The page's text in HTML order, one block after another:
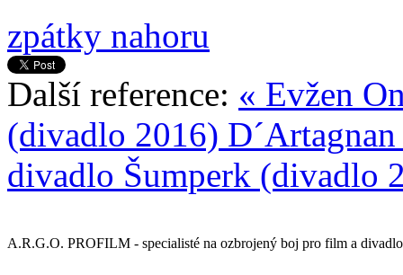
zpátky nahoru
Další reference: « Evžen
(divadlo 2016)
divadlo Šumperk (divadlo
A.R.G.O. PROFILM - specialisté na ozbrojený boj pro film a divadlo